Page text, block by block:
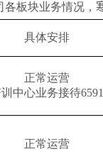
板块业务情况，
具体安排
正常运营
中心业务接待
正常运营